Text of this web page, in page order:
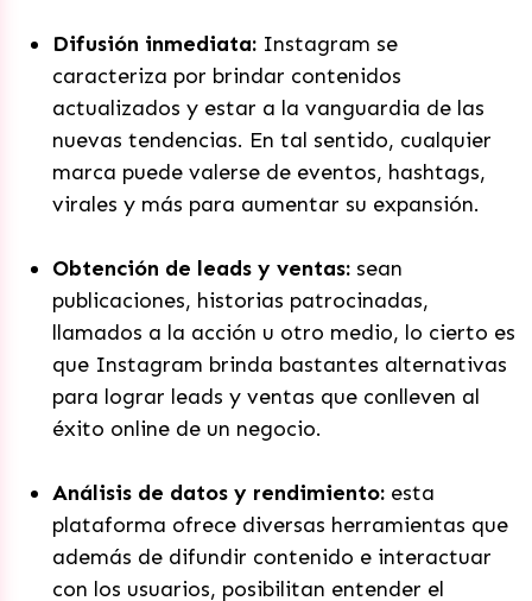
Difusión inmediata: Instagram se
caracteriza por brindar contenidos
actualizados y estar a la vanguardia de las
nuevas tendencias. En tal sentido, cualquier
marca puede valerse de eventos, hashtags,
virales y más para aumentar su expansión.
Obtención de leads y ventas: sean
publicaciones, historias patrocinadas,
llamados a la acción u otro medio, lo cierto es
que Instagram brinda bastantes alternativas
para lograr leads y ventas que conlleven al
éxito online de un negocio.
Análisis de datos y rendimiento: esta
plataforma ofrece diversas herramientas que
además de difundir contenido e interactuar
con los usuarios, posibilitan entender el